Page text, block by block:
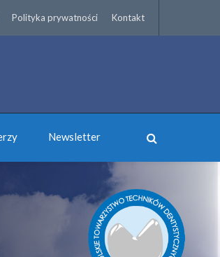
Polityka prywatności Kontakt
Newsletter